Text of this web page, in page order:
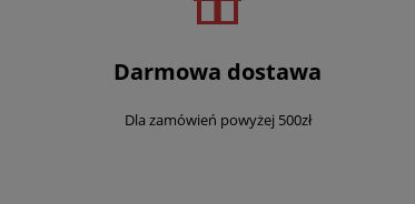
Darmowa dostawa
Dla zamówień powyżej 500zł